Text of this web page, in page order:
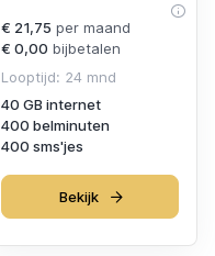
€ 21,75 per maand
€ 0,00 bijbetalen
Looptijd: 24 mnd
40 GB internet
400 belminuten
400 sms'jes
Bekijk